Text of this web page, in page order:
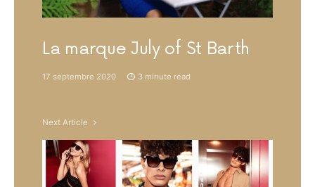
La marque July of St Barth
17 septembre 2020 3 minute read
Next Article